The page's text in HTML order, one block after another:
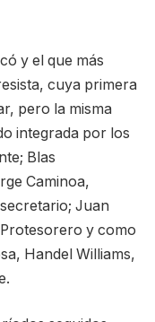
y el que más
cuya primera
pero la misma
integrada por los
Blas
Caminoa,
Juan
y como
Handel Williams,